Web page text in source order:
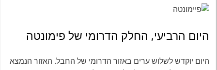
היום הרביעי, החלק הדרומי של פימונטה
היום יוקדש לשלוש ערים באזור הדרומי של החבל. האזור הנמצא